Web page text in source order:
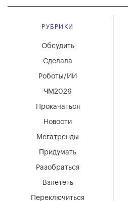
РУБРИКИ
Мегатренды
Придумать
Разобраться
Взлететь
Новости
Переключиться
Обсудить
Сделала
Роботы/ИИ
ЧМ2026
Прокачаться